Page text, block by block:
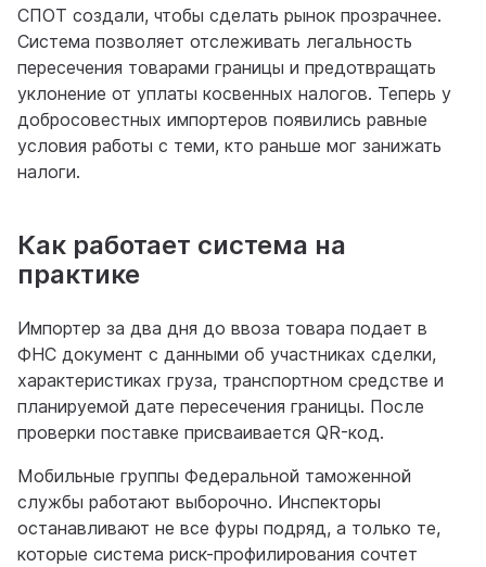
СПОТ создали, чтобы сделать рынок прозрачнее.
Система позволяет отслеживать легальность
пересечения товарами границы и предотвращать
уклонение от уплаты косвенных налогов. Теперь у
добросовестных импортеров появились равные
условия работы с теми, кто раньше мог занижать
налоги.
Как работает система на
практике
Импортер за два дня до ввоза товара подает в
ФНС документ с данными об участниках сделки,
характеристиках груза, транспортном средстве и
планируемой дате пересечения границы. После
проверки поставке присваивается QR-код.
Мобильные группы Федеральной таможенной
службы работают выборочно. Инспекторы
останавливают не все фуры подряд, а только те,
которые система риск-профилирования сочтет